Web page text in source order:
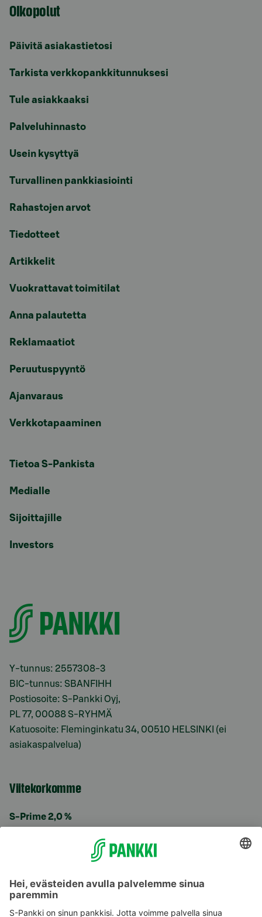
Oikopolut
Päivitä asiakastietosi
Tarkista verkkopankkitunnuksesi
Tule asiakkaaksi
Palveluhinnasto
Usein kysyttyä
Turvallinen pankkiasiointi
Rahastojen arvot
Tiedotteet
Artikkelit
Vuokrattavat toimitilat
Anna palautetta
Reklamaatiot
Peruutuspyyntö
Ajanvaraus
Verkkotapaaminen
Tietoa S-Pankista
Medialle
Sijoittajille
Investors
Y-tunnus: 2557308-3
BIC-tunnus: SBANFIHH
Postiosoite: S-Pankki Oyj,
PL 77, 00088 S-RYHMÄ
Katuosoite: Fleminginkatu 34, 00510 HELSINKI (ei
asiakaspalvelua)
Viitekorkomme
S-Prime 2,0 %